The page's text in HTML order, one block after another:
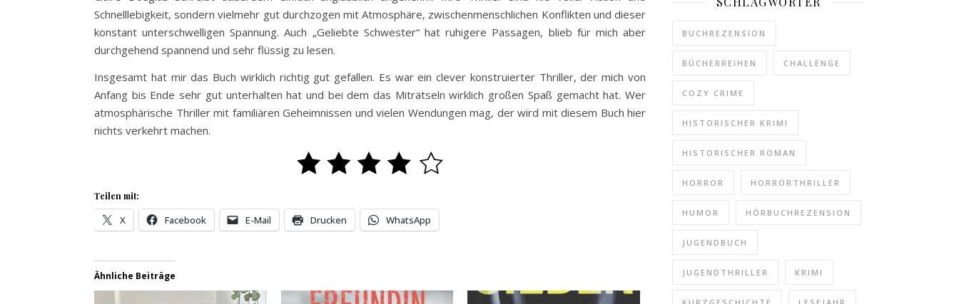
Schnelllebigkeit, sondern vielmehr gut durchzogen mit Atmosphäre, zwischenmenschlichen Konflikten und dieser
konstant unterschwelligen Spannung. Auch „Geliebte Schwester“ hat ruhigere Passagen, blieb für mich aber
durchgehend spannend und sehr flüssig zu lesen.
Insgesamt hat mir das Buch wirklich richtig gut gefallen. Es war ein clever konstruierter Thriller, der mich von
Anfang bis Ende sehr gut unterhalten hat und bei dem das Miträtseln wirklich großen Spaß gemacht hat. Wer
atmosphärische Thriller mit familiären Geheimnissen und vielen Wendungen mag, der wird mit diesem Buch hier
nichts verkehrt machen.
Teilen mit:
X Facebook E-Mail Drucken WhatsApp
Ähnliche Beiträge
BUCHREZENSION
BÜCHERREIHEN CHALLENGE
COZY CRIME
HISTORISCHER KRIMI
HISTORISCHER ROMAN
HORROR HORRORTHRILLER
HUMOR HÖRBUCHREZENSION
JUGENDBUCH
JUGENDTHRILLER KRIMI